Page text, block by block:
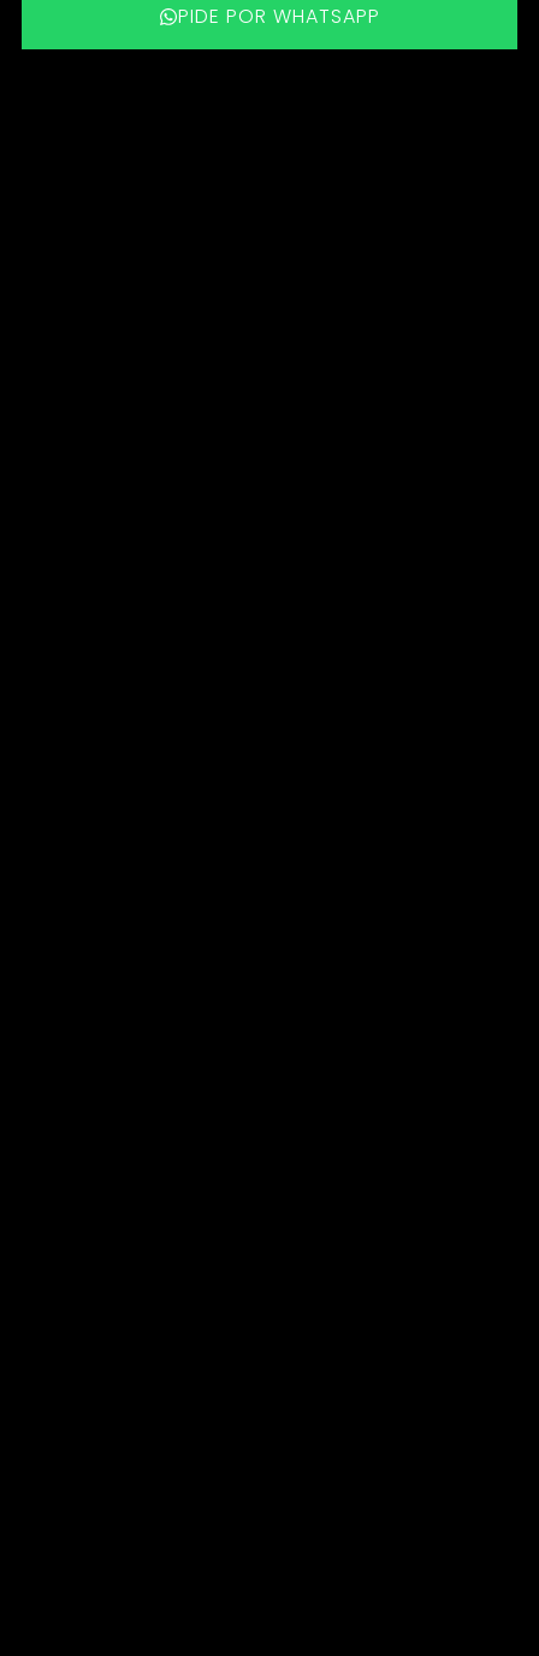
PIDE POR WHATSAPP